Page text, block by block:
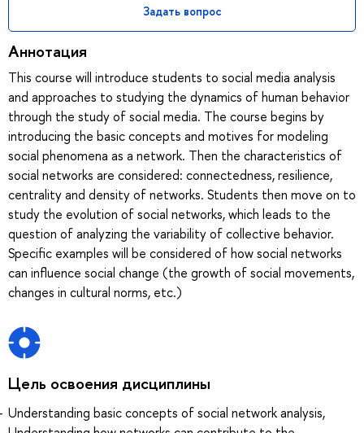
Задать вопрос
Аннотация
This course will introduce students to social media analysis
and approaches to studying the dynamics of human behavior
through the study of social media. The course begins by
introducing the basic concepts and motives for modeling
social phenomena as a network. Then the characteristics of
social networks are considered: connectedness, resilience,
centrality and density of networks. Students then move on to
study the evolution of social networks, which leads to the
question of analyzing the variability of collective behavior.
Specific examples will be considered of how social networks
can influence social change (the growth of social movements,
changes in cultural norms, etc.)
Цель освоения дисциплины
Understanding basic concepts of social network analysis,